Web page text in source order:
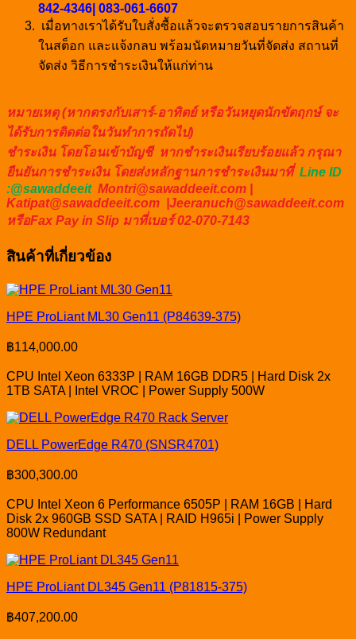
842-4346| 083-061-6607
เมื่อทางเราได้รับใบสั่งซื้อแล้วจะตรวจสอบรายการสินค้า
ในสต็อก และแจ้งกลบ พร้อมนัดหมายวันที่จัดส่ง สถานที่
จัดส่ง วิธีการชำระเงินให้แก่ท่าน
หมายเหตุ (หากตรงกับเสาร์-อาทิตย์ หรือวันหยุดนักขัตฤกษ์ จะ
ได้รับการติดต่อในวันทำการถัดไป)
ชำระเงิน โดยโอนเข้าบัญชี หากชำระเงินเรียบร้อยแล้ว กรุณา
ยืนยันการชำระเงิน โดยส่งหลักฐานการชำระเงินมาที่ Line ID
:@sawaddeeit Montri@sawaddeeit.com |
Katipat@sawaddeeit.com |Jeeranuch@sawaddeeit.com
หรือFax Pay in Slip มาที่เบอร์ 02-070-7143
สินค้าที่เกี่ยวข้อง
HPE ProLiant ML30 Gen11 (P84639-375)
฿114,000.00
CPU Intel Xeon 6333P | RAM 16GB DDR5 | Hard Disk 2x
1TB SATA | Intel VROC | Power Supply 500W
DELL PowerEdge R470 (SNSR4701)
฿300,300.00
CPU Intel Xeon 6 Performance 6505P | RAM 16GB | Hard
Disk 2x 960GB SSD SATA | RAID H965i | Power Supply
800W Redundant
HPE ProLiant DL345 Gen11 (P81815-375)
฿407,200.00